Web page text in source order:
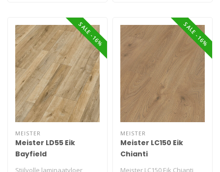
SALE -16%
MEISTER
Meister LD55 Eik
Bayfield
Stijlvolle laminaatvloer
SALE -16%
MEISTER
Meister LC150 Eik
Chianti
Meister LC150 Eik Chianti